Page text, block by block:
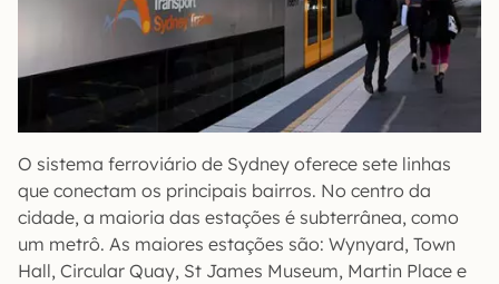
O sistema ferroviário de Sydney oferece sete linhas
que conectam os principais bairros. No centro da
cidade, a maioria das estações é subterrânea, como
um metrô. As maiores estações são: Wynyard, Town
Hall, Circular Quay, St James Museum, Martin Place e